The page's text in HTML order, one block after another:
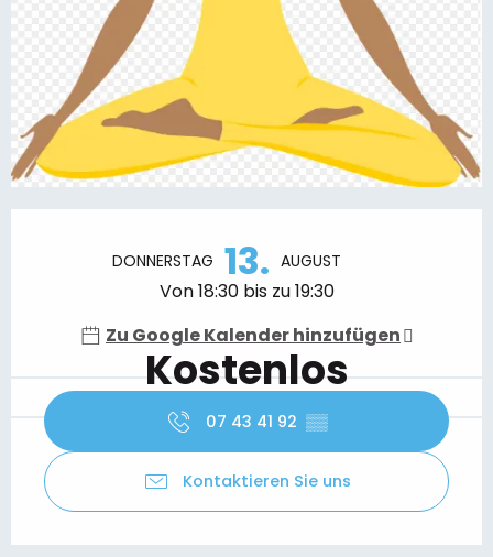
DONNERSTAG 13. AUGUST
Von 18:30 bis zu 19:30
Zu Google Kalender hinzufügen
Kostenlos
07 43 41 92 ▒▒
Kontaktieren Sie uns